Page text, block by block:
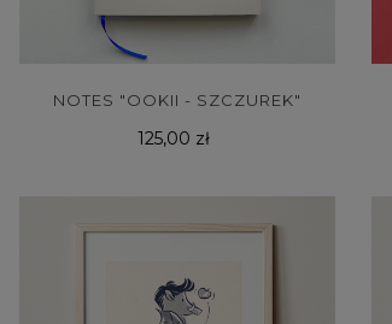
NOTES "OOKII - SZCZUREK"
Cena
125,00 zł